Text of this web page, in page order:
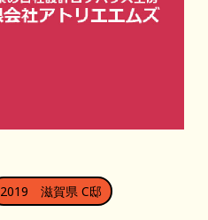
2019 滋賀県 C邸